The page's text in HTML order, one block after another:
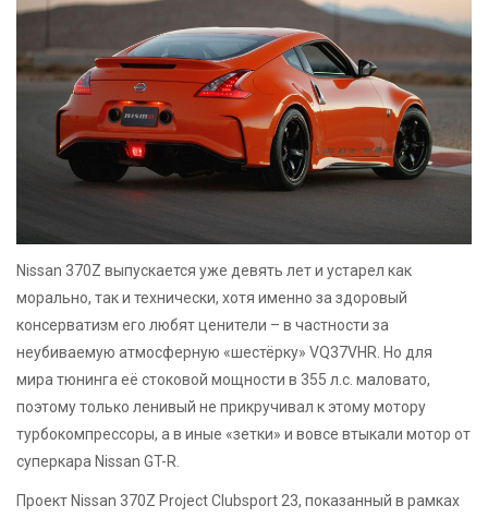
Nissan 370Z выпускается уже девять лет и устарел как
морально, так и технически, хотя именно за здоровый
консерватизм его любят ценители – в частности за
неубиваемую атмосферную «шестёрку» VQ37VHR. Но для
мира тюнинга её стоковой мощности в 355 л.с. маловато,
поэтому только ленивый не прикручивал к этому мотору
турбокомпрессоры, а в иные «зетки» и вовсе втыкали мотор от
суперкара Nissan GT-R.
Проект Nissan 370Z Project Clubsport 23, показанный в рамках